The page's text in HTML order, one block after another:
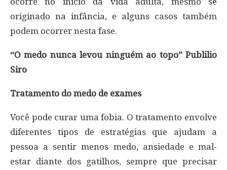
originado na infância, e alguns casos também
podem ocorrer nesta fase.
“O medo nunca levou ninguém ao topo” Publilio
Siro
Tratamento do medo de exames
Você pode curar uma fobia. O tratamento envolve
diferentes tipos de estratégias que ajudam a
pessoa a sentir menos medo, ansiedade e mal-
estar diante dos gatilhos, sempre que precisar